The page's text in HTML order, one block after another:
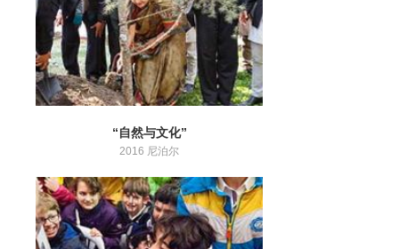
“自然与文化”
2016 尼泊尔